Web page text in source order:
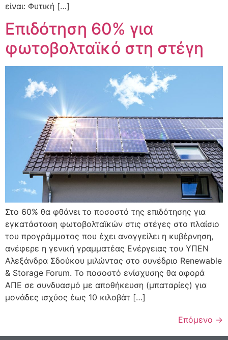
είναι: Φυτική […]
Επιδότηση 60% για
φωτοβολταϊκό στη στέγη
Στο 60% θα φθάνει το ποσοστό της επιδότησης για
εγκατάσταση φωτοβολταϊκών στις στέγες στο πλαίσιο
του προγράμματος που έχει αναγγείλει η κυβέρνηση,
ανέφερε η γενική γραμματέας Ενέργειας του ΥΠΕΝ
Αλεξάνδρα Σδούκου μιλώντας στο συνέδριο Renewable
& Storage Forum. Το ποσοστό ενίσχυσης θα αφορά
ΑΠΕ σε συνδυασμό με αποθήκευση (μπαταρίες) για
μονάδες ισχύος έως 10 κιλοβάτ […]
Επόμενο →